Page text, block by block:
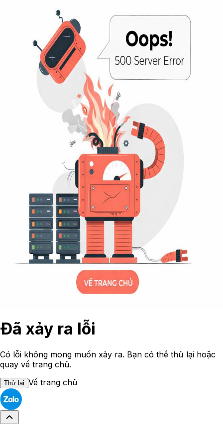
Đã xảy ra lỗi
Có lỗi không mong muốn xảy ra. Bạn có thể thử lại hoặc
quay về trang chủ.
Thử lại Về trang chủ